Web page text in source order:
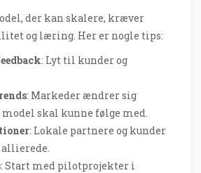
der kan skalere, kræver
og læring. Her er nogle tips:
: Lyt til kunder og
: Markeder ændrer sig
skal kunne følge med.
: Lokale partnere og kunder
allierede.
: Start med pilotprojekter i